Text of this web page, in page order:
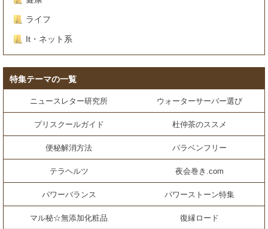
ライフ
It・ネット系
特集テーマの一覧
ニュースレター研究所 ウォーターサーバー選び
プリスクールガイド 杜仲茶のススメ
便秘解消方法 パラベンフリー
テラヘルツ 夜会巻き.com
パワーバランス パワーストーン特集
マル秘☆無添加化粧品 復縁ロード